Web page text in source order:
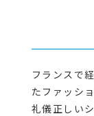
フランスで
たファッシ
礼儀正しい